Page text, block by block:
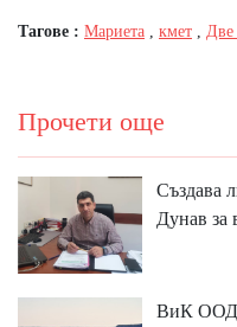
Тагове : Мариета кмет Две
Прочети още
Създава
Дунав за
ВиК ООД